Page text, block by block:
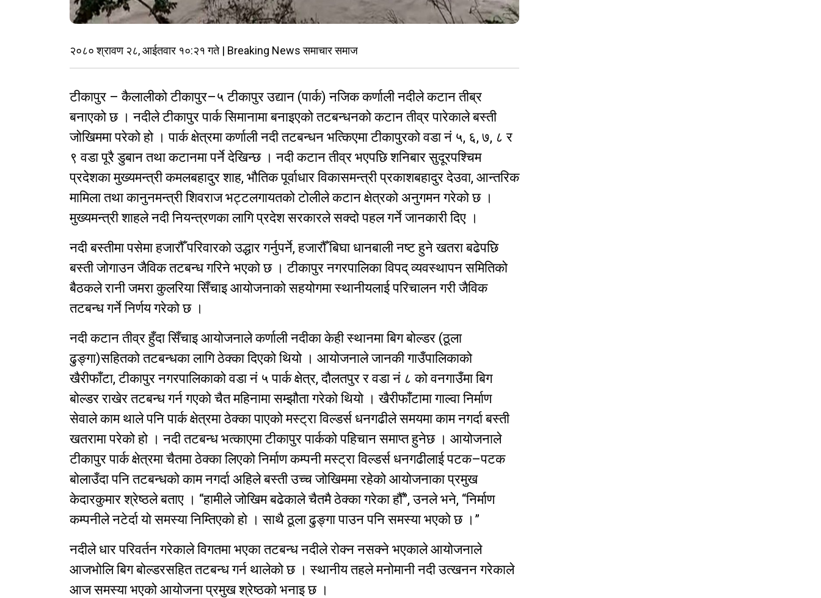
२०८० श्रावण २८, आईतवार १०:२१ गते | Breaking News समाचार समाज
टीकापुर – कैलालीको टीकापुर–५ टीकापुर उद्यान (पार्क) नजिक कर्णाली नदीले कटान तीब्र
बनाएको छ । नदीले टीकापुर पार्क सिमानामा बनाइएको तटबन्धनको कटान तीव्र पारेकाले बस्ती
जोखिममा परेको हो । पार्क क्षेत्रमा कर्णाली नदी तटबन्धन भत्किएमा टीकापुरको वडा नं ५, ६, ७, ८ र
९ वडा पूरै डुबान तथा कटानमा पर्ने देखिन्छ । नदी कटान तीव्र भएपछि शनिबार सुदूरपश्चिम
प्रदेशका मुख्यमन्त्री कमलबहादुर शाह, भौतिक पूर्वाधार विकासमन्त्री प्रकाशबहादुर देउवा, आन्तरिक
मामिला तथा कानुनमन्त्री शिवराज भट्टलगायतको टोलीले कटान क्षेत्रको अनुगमन गरेको छ ।
मुख्यमन्त्री शाहले नदी नियन्त्रणका लागि प्रदेश सरकारले सक्दो पहल गर्ने जानकारी दिए ।
नदी बस्तीमा पसेमा हजारौँ परिवारको उद्धार गर्नुपर्ने, हजारौँ बिघा धानबाली नष्ट हुने खतरा बढेपछि
बस्ती जोगाउन जैविक तटबन्ध गरिने भएको छ । टीकापुर नगरपालिका विपद् व्यवस्थापन समितिको
बैठकले रानी जमरा कुलरिया सिँचाइ आयोजनाको सहयोगमा स्थानीयलाई परिचालन गरी जैविक
तटबन्ध गर्ने निर्णय गरेको छ ।
नदी कटान तीव्र हुँदा सिँचाइ आयोजनाले कर्णाली नदीका केही स्थानमा बिग बोल्डर (ठूला
ढुङ्गा)सहितको तटबन्धका लागि ठेक्का दिएको थियो । आयोजनाले जानकी गाउँपालिकाको
खैरीफाँटा, टीकापुर नगरपालिकाको वडा नं ५ पार्क क्षेत्र, दौलतपुर र वडा नं ८ को वनगाउँमा बिग
बोल्डर राखेर तटबन्ध गर्न गएको चैत महिनामा सम्झौता गरेको थियो । खैरीफाँटामा गाल्वा निर्माण
सेवाले काम थाले पनि पार्क क्षेत्रमा ठेक्का पाएको मस्ट्रा विल्डर्स धनगढीले समयमा काम नगर्दा बस्ती
खतरामा परेको हो । नदी तटबन्ध भत्काएमा टीकापुर पार्कको पहिचान समाप्त हुनेछ । आयोजनाले
टीकापुर पार्क क्षेत्रमा चैतमा ठेक्का लिएको निर्माण कम्पनी मस्ट्रा विल्डर्स धनगढीलाई पटक–पटक
बोलाउँदा पनि तटबन्धको काम नगर्दा अहिले बस्ती उच्च जोखिममा रहेको आयोजनाका प्रमुख
केदारकुमार श्रेष्ठले बताए । “हामीले जोखिम बढेकाले चैतमै ठेक्का गरेका हौँ”, उनले भने, “निर्माण
कम्पनीले नटेर्दा यो समस्या निम्तिएको हो । साथै ठूला ढुङ्गा पाउन पनि समस्या भएको छ ।”
नदीले धार परिवर्तन गरेकाले विगतमा भएका तटबन्ध नदीले रोक्न नसक्ने भएकाले आयोजनाले
आजभोलि बिग बोल्डरसहित तटबन्ध गर्न थालेको छ । स्थानीय तहले मनोमानी नदी उत्खनन गरेकाले
आज समस्या भएको आयोजना प्रमुख श्रेष्ठको भनाइ छ ।